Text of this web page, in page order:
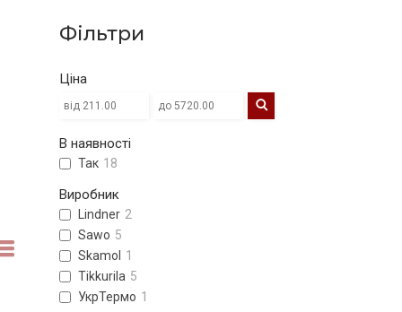
Фільтри
Ціна
В наявності
Так 18
Виробник
Lindner 2
Sawo 5
Skamol
1
Tikkurila 5
УкрТермо 1